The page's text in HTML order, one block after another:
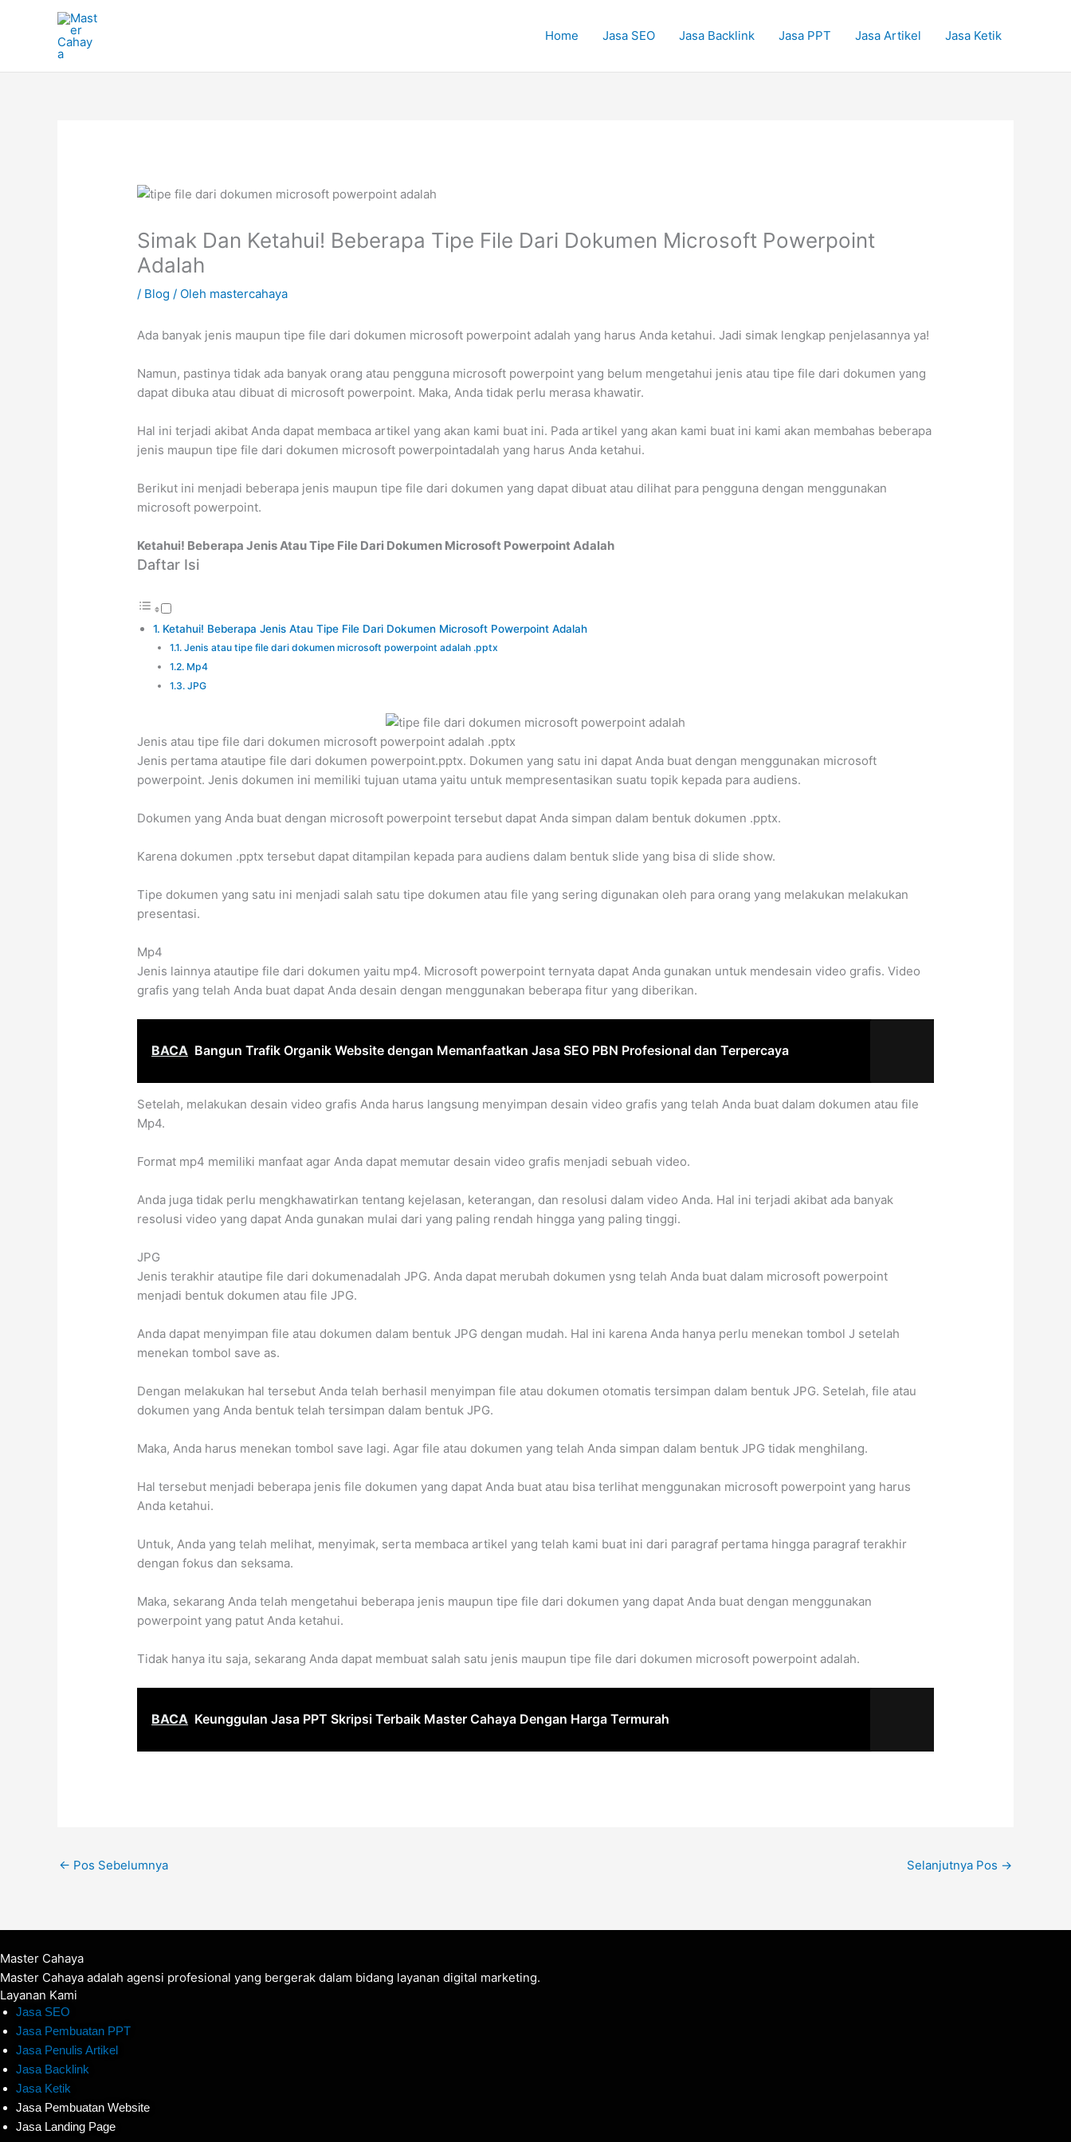
Home Jasa SEO Jasa Backlink Jasa PPT Jasa Artikel Jasa Ketik
Simak Dan Ketahui! Beberapa Tipe File Dari Dokumen Microsoft Powerpoint
Adalah
/ Blog / Oleh mastercahaya
Ada banyak jenis maupun tipe file dari dokumen microsoft powerpoint adalah yang harus Anda ketahui. Jadi simak lengkap penjelasannya ya!
Namun, pastinya tidak ada banyak orang atau pengguna microsoft powerpoint yang belum mengetahui jenis atau tipe file dari dokumen yang
dapat dibuka atau dibuat di microsoft powerpoint. Maka, Anda tidak perlu merasa khawatir.
Hal ini terjadi akibat Anda dapat membaca artikel yang akan kami buat ini. Pada artikel yang akan kami buat ini kami akan membahas beberapa
jenis maupun tipe file dari dokumen microsoft powerpointadalah yang harus Anda ketahui.
Berikut ini menjadi beberapa jenis maupun tipe file dari dokumen yang dapat dibuat atau dilihat para pengguna dengan menggunakan
microsoft powerpoint.
Ketahui! Beberapa Jenis Atau Tipe File Dari Dokumen Microsoft Powerpoint Adalah
Daftar Isi
Ketahui! Beberapa Jenis Atau Tipe File Dari Dokumen Microsoft Powerpoint Adalah
Jenis atau tipe file dari dokumen microsoft powerpoint adalah .pptx
Mp4
JPG
Jenis atau tipe file dari dokumen microsoft powerpoint adalah .pptx
Jenis pertama atautipe file dari dokumen powerpoint.pptx. Dokumen yang satu ini dapat Anda buat dengan menggunakan microsoft
powerpoint. Jenis dokumen ini memiliki tujuan utama yaitu untuk mempresentasikan suatu topik kepada para audiens.
Dokumen yang Anda buat dengan microsoft powerpoint tersebut dapat Anda simpan dalam bentuk dokumen .pptx.
Karena dokumen .pptx tersebut dapat ditampilan kepada para audiens dalam bentuk slide yang bisa di slide show.
Tipe dokumen yang satu ini menjadi salah satu tipe dokumen atau file yang sering digunakan oleh para orang yang melakukan melakukan
presentasi.
Mp4
Jenis lainnya atautipe file dari dokumen yaitu mp4. Microsoft powerpoint ternyata dapat Anda gunakan untuk mendesain video grafis. Video
grafis yang telah Anda buat dapat Anda desain dengan menggunakan beberapa fitur yang diberikan.
BACA Bangun Trafik Organik Website dengan Memanfaatkan Jasa SEO PBN Profesional dan Terpercaya
Setelah, melakukan desain video grafis Anda harus langsung menyimpan desain video grafis yang telah Anda buat dalam dokumen atau file
Mp4.
Format mp4 memiliki manfaat agar Anda dapat memutar desain video grafis menjadi sebuah video.
Anda juga tidak perlu mengkhawatirkan tentang kejelasan, keterangan, dan resolusi dalam video Anda. Hal ini terjadi akibat ada banyak
resolusi video yang dapat Anda gunakan mulai dari yang paling rendah hingga yang paling tinggi.
JPG
Jenis terakhir atautipe file dari dokumenadalah JPG. Anda dapat merubah dokumen ysng telah Anda buat dalam microsoft powerpoint
menjadi bentuk dokumen atau file JPG.
Anda dapat menyimpan file atau dokumen dalam bentuk JPG dengan mudah. Hal ini karena Anda hanya perlu menekan tombol J setelah
menekan tombol save as.
Dengan melakukan hal tersebut Anda telah berhasil menyimpan file atau dokumen otomatis tersimpan dalam bentuk JPG. Setelah, file atau
dokumen yang Anda bentuk telah tersimpan dalam bentuk JPG.
Maka, Anda harus menekan tombol save lagi. Agar file atau dokumen yang telah Anda simpan dalam bentuk JPG tidak menghilang.
Hal tersebut menjadi beberapa jenis file dokumen yang dapat Anda buat atau bisa terlihat menggunakan microsoft powerpoint yang harus
Anda ketahui.
Untuk, Anda yang telah melihat, menyimak, serta membaca artikel yang telah kami buat ini dari paragraf pertama hingga paragraf terakhir
dengan fokus dan seksama.
Maka, sekarang Anda telah mengetahui beberapa jenis maupun tipe file dari dokumen yang dapat Anda buat dengan menggunakan
powerpoint yang patut Anda ketahui.
Tidak hanya itu saja, sekarang Anda dapat membuat salah satu jenis maupun tipe file dari dokumen microsoft powerpoint adalah.
BACA Keunggulan Jasa PPT Skripsi Terbaik Master Cahaya Dengan Harga Termurah
← Pos Sebelumnya Selanjutnya Pos →
Master Cahaya
Master Cahaya adalah agensi profesional yang bergerak dalam bidang layanan digital marketing.
Layanan Kami
Jasa SEO
Jasa Pembuatan PPT
Jasa Penulis Artikel
Jasa Backlink
Jasa Ketik
Jasa Pembuatan Website
Jasa Landing Page